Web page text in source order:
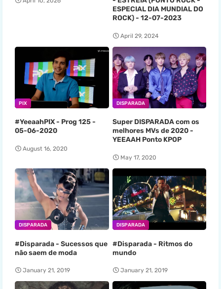
ESPECIAL DIA MUNDIAL DO
ROCK) - 12-07-2023
April 29, 2024
PIX
#YeeaahPIX - Prog 125 -
05-06-2020
August 16, 2020
DISPARADA
Super DISPARADA com os
melhores MVs de 2020 -
YEEAAH Ponto KPOP
May 17, 2020
DISPARADA
#Disparada - Sucessos que
não saem de moda
January 21, 2019
DISPARADA
#Disparada - Ritmos do
mundo
January 21, 2019